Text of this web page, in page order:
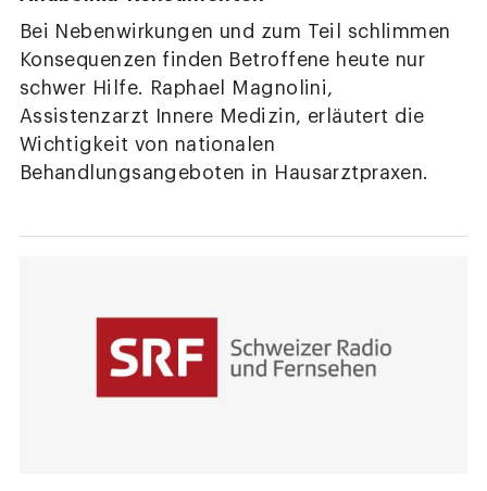
Bei Nebenwirkungen und zum Teil schlimmen
Konsequenzen finden Betroffene heute nur
schwer Hilfe. Raphael Magnolini,
Assistenzarzt Innere Medizin, erläutert die
Wichtigkeit von nationalen
Behandlungsangeboten in Hausarztpraxen.